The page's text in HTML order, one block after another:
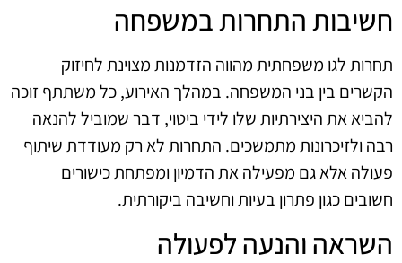
חשיבות התחרות במשפחה
תחרות לגו משפחתית מהווה הזדמנות מצוינת לחיזוק
הקשרים בין בני המשפחה. במהלך האירוע, כל משתתף זוכה
להביא את היצירתיות שלו לידי ביטוי, דבר שמוביל להנאה
רבה ולזיכרונות מתמשכים. התחרות לא רק מעודדת שיתוף
פעולה אלא גם מפעילה את הדמיון ומפתחת כישורים
חשובים כגון פתרון בעיות וחשיבה ביקורתית.
השראה והנעה לפעולה